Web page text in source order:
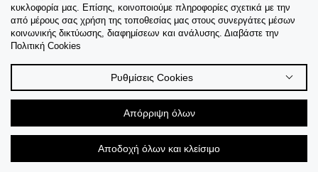
Collections
Tips & Guides
κυκλοφορία μας. Επίσης, κοινοποιούμε πληροφορίες σχετικά με την
από μέρους σας χρήση της τοποθεσίας μας στους συνεργάτες μέσων
κοινωνικής δικτύωσης, διαφημίσεων και ανάλυσης. Διαβάστε την
Πολιτική Cookies
Ρυθμίσεις Cookies
Απόρριψη όλων
Αποδοχή όλων και κλείσιμο